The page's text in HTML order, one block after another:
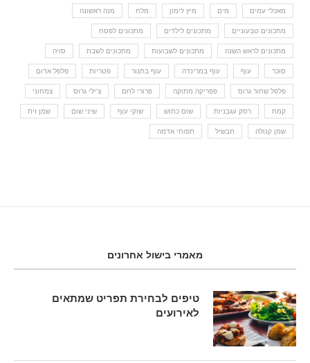
מאכלי עמים מים מיץ לימון מלח מנה ראשונה
מתכונים טבעוניים מתכונים לילדים מתכונים לפסח
מתכונים לראש השנה מתכונים לשבועות מתכונים לשבת סויה
סוכר עוף עוף במרינדה עוף בתנור פטריות פלפל אדום
פלפל שחור גרוס פפריקה מתוקה פרורי לחם צ'ילי גרוס צמחוני
קמח רסק עגבניות שום כתוש שוקי עוף שיני שום שמן זית
שמן קנולה תבשיל תפוחי אדמה
מאמרי בישול אחרונים
טיפים לבחירת תפריט שמתאים
לאירועים